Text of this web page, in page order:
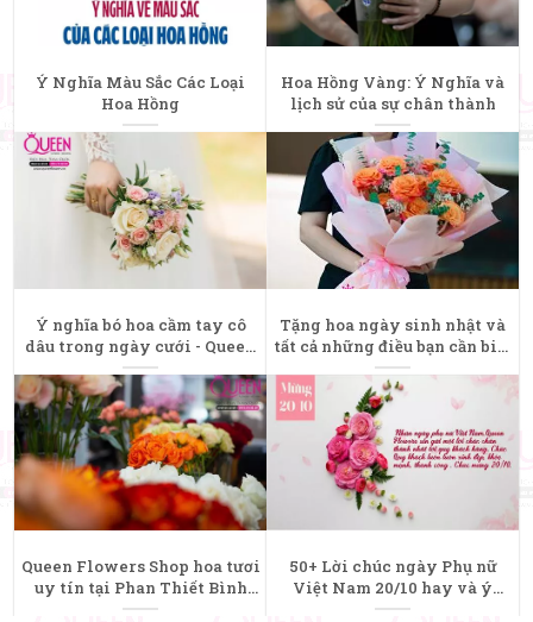
Ý Nghĩa Màu Sắc Các Loại
Hoa Hồng
Hoa Hồng Vàng: Ý Nghĩa và
lịch sử của sự chân thành
Ý nghĩa bó hoa cầm tay cô
dâu trong ngày cưới - Queen
Flowers
Tặng hoa ngày sinh nhật và
tất cả những điều bạn cần biết
- Queen Flowers
Queen Flowers Shop hoa tươi
uy tín tại Phan Thiết Bình
Thuận - Queen Flowers
50+ Lời chúc ngày Phụ nữ
Việt Nam 20/10 hay và ý
nghĩa nhất - Queen Flowers